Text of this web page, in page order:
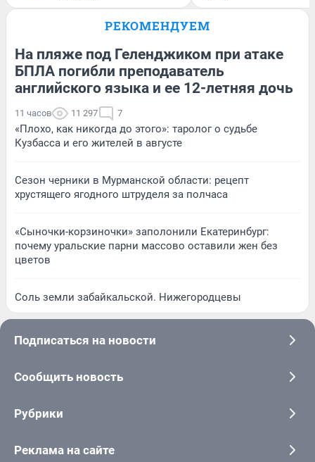
РЕКОМЕНДУЕМ
На пляже под Геленджиком при атаке
БПЛА погибли преподаватель
английского языка и ее 12-летняя дочь
11 часов 11 297 7
«Плохо, как никогда до этого»: таролог о судьбе
Кузбасса и его жителей в августе
Сезон черники в Мурманской области: рецепт
хрустящего ягодного штруделя за полчаса
«Сыночки-корзиночки» заполонили Екатеринбург:
почему уральские парни массово оставили жен без
цветов
Соль земли забайкальской. Нижегородцевы
Подписаться на новости
Сообщить новость
Рубрики
Реклама на сайте